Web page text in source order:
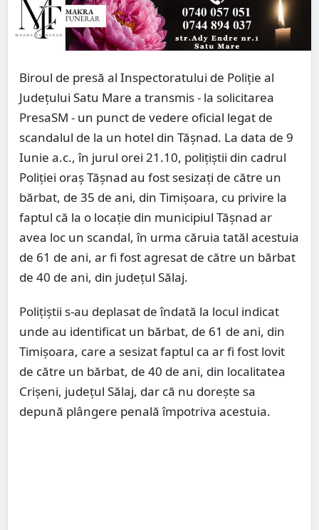
Biroul de presă al Inspectoratului de Poliție al
Județului Satu Mare a transmis - la solicitarea
PresaSM - un punct de vedere oficial legat de
scandalul de la un hotel din Tășnad. La data de 9
Iunie a.c., în jurul orei 21.10, polițiștii din cadrul
Poliției oraș Tășnad au fost sesizați de către un
bărbat, de 35 de ani, din Timișoara, cu privire la
faptul că la o locație din municipiul Tășnad ar
avea loc un scandal, în urma căruia tatăl acestuia
de 61 de ani, ar fi fost agresat de către un bărbat
de 40 de ani, din județul Sălaj.
Polițiștii s-au deplasat de îndată la locul indicat
unde au identificat un bărbat, de 61 de ani, din
Timișoara, care a sesizat faptul ca ar fi fost lovit
de către un bărbat, de 40 de ani, din localitatea
Crișeni, județul Sălaj, dar că nu dorește sa
depună plângere penală împotriva acestuia.